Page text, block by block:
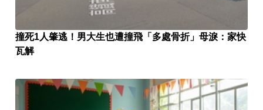
撞死1人肇逃！男大生也遭撞飛「多處骨折」母淚：家快
瓦解